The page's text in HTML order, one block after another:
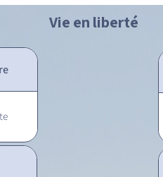
Vie en liberté